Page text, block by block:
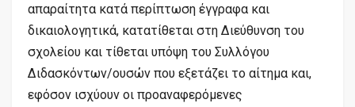
απαραίτητα κατά περίπτωση έγγραφα και
δικαιολογητικά, κατατίθεται στη Διεύθυνση του
σχολείου και τίθεται υπόψη του Συλλόγου
Διδασκόντων/ουσών που εξετάζει το αίτημα και,
εφόσον ισχύουν οι προαναφερόμενες